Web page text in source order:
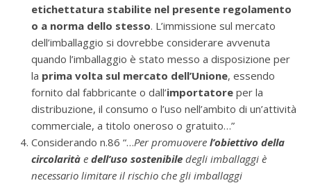
etichettatura stabilite nel presente regolamento
o a norma dello stesso. L’immissione sul mercato
dell’imballaggio si dovrebbe considerare avvenuta
quando l’imballaggio è stato messo a disposizione per
la prima volta sul mercato dell’Unione, essendo
fornito dal fabbricante o dall’importatore per la
distribuzione, il consumo o l’uso nell’ambito di un’attività
commerciale, a titolo oneroso o gratuito…”
Considerando n.86 “…Per promuovere l’obiettivo della
circolarità e dell’uso sostenibile degli imballaggi è
necessario limitare il rischio che gli imballaggi